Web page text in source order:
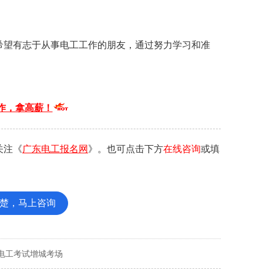
有志于从事电工工作的朋友，通过努力学习和准
，拿高薪！
注《广东电工报名网 》。也可点击下方在线咨询或填
，马上咨询
工考试增城考场